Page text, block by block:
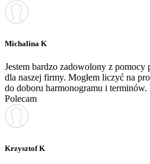
Michalina K
Jestem bardzo zadowolony z
dla naszej firmy. Mogłem liczyć na
do doboru harmonogramu i
Polecam
Krzysztof K